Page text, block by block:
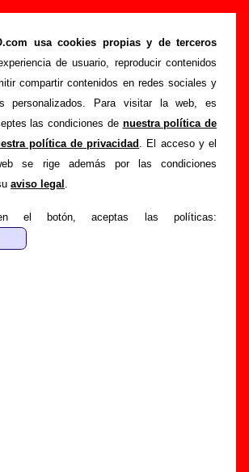
usa cookies propias y de terceros
de usuario, reproducir contenidos
compartir contenidos en redes sociales y
personalizados. Para visitar la web, es
las condiciones de nuestra política de
política de privacidad . El acceso y el
se rige además por las condiciones
aviso legal .
el botón, aceptas las políticas:
Solar)” (Single digital,
Lesbian
>Discografía
Solar)
recopilar todo tipo de información
(Antisistema Solar)”
, interpretado
. Además del listado de canciones
también se mostrarán en esta página
a medida que estén disponibles:
con su publicación, los créditos de la
canciones (productor, músicos,